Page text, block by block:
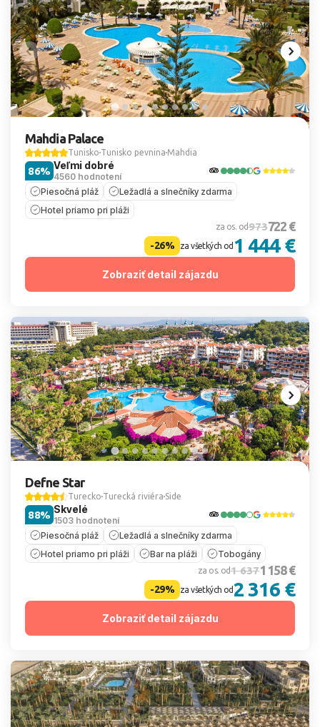
Mahdia Palace
Tunisko Tunisko pevnina Mahdia
Veľmi dobré
4560 hodnotení
86%
Piesočná pláž
Ležadlá a slnečníky zdarma
Hotel priamo pri pláži
za os. od973722 €
-26% za všetkých od 1 444 €
Zobraziť detail zájazdu
Defne Star
Turecko Turecká riviéra Side
Skvelé
1503 hodnotení
88%
Piesočná pláž
Ležadlá a slnečníky zdarma
Hotel priamo pri pláži
Bar na pláži Tobogány
za os. od1 6371 158 €
-29% za všetkých od2 316 €
Zobraziť detail zájazdu